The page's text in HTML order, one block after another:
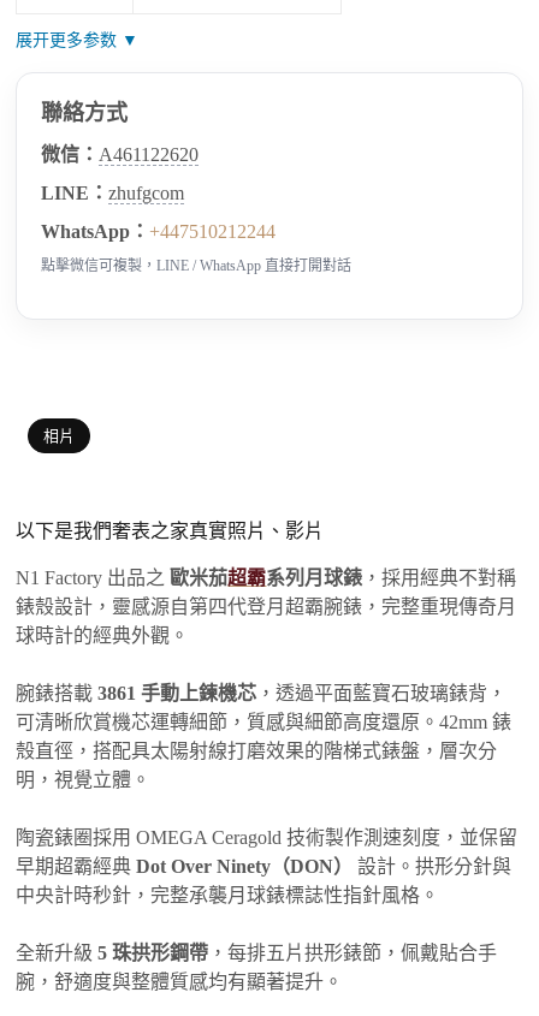
展开更多参数 ▼
聯絡方式
微信： A461122620
LINE：zhufgcom
WhatsApp：+447510212244
點擊微信可複製，LINE / WhatsApp 直接打開對話
相片
以下是我們奢表之家真實照片、影片
N1 Factory 出品之 歐米茄超霸系列月球錶 ，採用經典不對稱
錶殼設計，靈感源自第四代登月超霸腕錶，完整重現傳奇月
球時計的經典外觀。
腕錶搭載3861 手動上鍊機芯 ，透過平面藍寶石玻璃錶背，
可清晰欣賞機芯運轉細節，質感與細節高度還原。42mm 錶
殼直徑，搭配具太陽射線打磨效果的階梯式錶盤，層次分
明，視覺立體。
陶瓷錶圈採用 OMEGA Ceragold 技術製作測速刻度，並保留
早期超霸經典Dot Over Ninety（DON）
設計。拱形分針與
中央計時秒針，完整承襲月球錶標誌性指針風格。
全新升級5 珠拱形鋼帶 ，每排五片拱形錶節，佩戴貼合手
腕，舒適度與整體質感均有顯著提升。